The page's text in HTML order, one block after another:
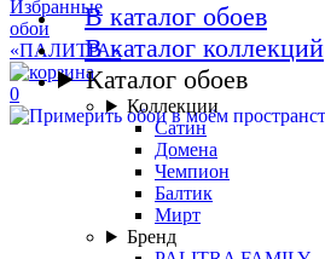
0
В каталог обоев
В каталог коллекций
Каталог обоев
Коллекции
Сатин
Домена
Чемпион
Балтик
Мирт
Бренд